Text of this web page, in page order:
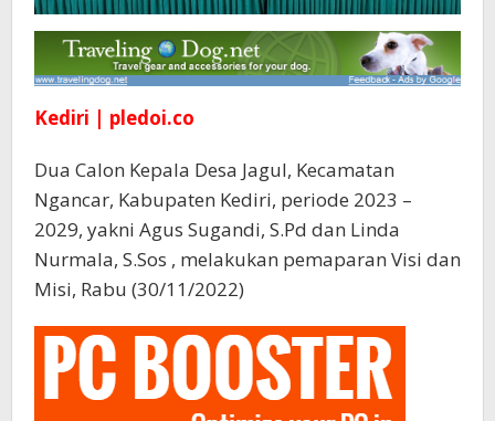
Kediri | pledoi.co
Dua Calon Kepala Desa Jagul, Kecamatan
Ngancar, Kabupaten Kediri, periode 2023 –
2029, yakni Agus Sugandi, S.Pd dan Linda
Nurmala, S.Sos , melakukan pemaparan Visi dan
Misi, Rabu (30/11/2022)